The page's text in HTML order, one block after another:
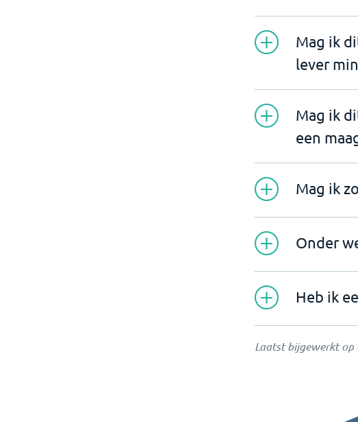
Mag ik
lever
Mag ik
een
Mag ik
Onder
Heb ik
Laatst bijgewerkt op